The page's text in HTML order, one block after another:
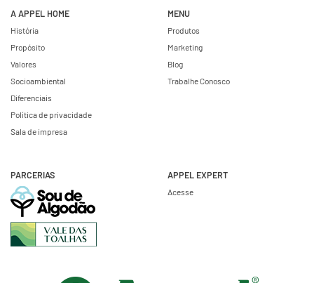
A APPEL HOME
História
Propósito
Valores
Socioambiental
Diferenciais
Política de privacidade
Sala de impresa
MENU
Produtos
Marketing
Blog
Trabalhe Conosco
PARCERIAS APPEL EXPERT
Acesse